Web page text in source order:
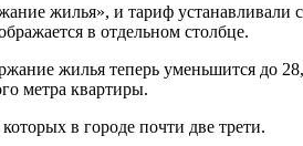
жилья», и тариф
в отдельном столбце.
жилья теперь уменьшится до
метра квартиры.
в городе почти две трети.